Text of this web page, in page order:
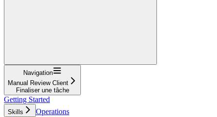
Navigation
Manual Review Client
Finaliser une tâche
Getting Started
Skills
Operations